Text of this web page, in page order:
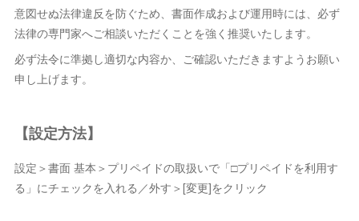
意図せぬ法律違反を防ぐため、書面作成および運用時には、必ず
法律の専門家へご相談いただくことを強く推奨いたします。
必ず法令に準拠し適切な内容か、ご確認いただきますようお願い
申し上げます。
【設定方法】
設定＞書面 基本＞プリペイドの取扱いで「□プリペイドを利用す
る」にチェックを入れる／外す＞[変更]をクリック